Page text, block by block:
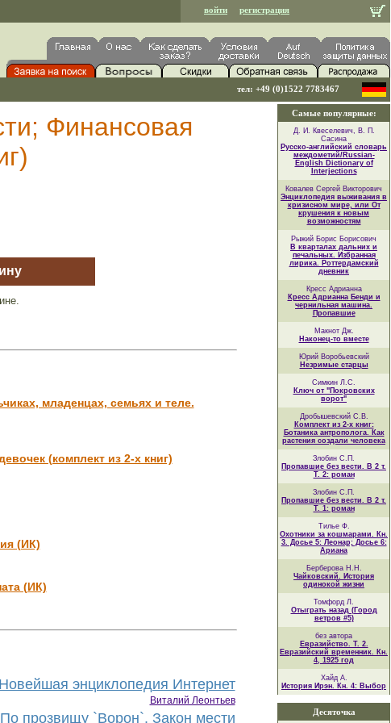
войти регистрация
тел: +49 (0)1522 7783467
Финансовая
младенцах, семьях и теле.
(комплект из 2-х книг)
(ИК)
(ИК)
Новейшая энциклопедия Интернет
Виталий Леонтьев
прозвищу `Ворон`. Закон мести
Самые популярные:
Д. И. Квеселевич, В. П.
Сасина
Русско-английский словарь
междометий/Russian-
English Dictionary of
Interjections
Ковалев Сергей Викторович
Энциклопедия выживания в
кризисном мире, или От
крушения к новым
возможностям
Рыжий Борис Борисович
В кварталах дальних и
печальных. Избранная
лирика. Роттердамский
дневник
Кресс Адрианна
Кресс Адрианна Бенди и
чернильная машина.
Пропавшие
Макнот Дж.
Наконец-то вместе
Юрий Воробьевский
Незримые старцы
Симкин Л.С.
Ключ от "Покровских
ворот"
Дробышевский С.В.
Комплект из 2-х книг:
Ботаника антрополога. Как
растения создали человека
Злобин С.П.
Пропавшие без вести. В 2 т.
Т. 2: роман
Злобин С.П.
Пропавшие без вести. В 2 т.
Т. 1: роман
Тилье Ф.
Охотники за кошмарами. Кн.
3. Досье 5: Леонар; Досье 6:
Ариана
Берберова Н.Н.
Чайковский. История
одинокой жизни
Томфорд Л.
Отыграть назад (Город
ветров #5)
без автора
Евразийство. Т. 2.
Евразийский временник. Кн.
4, 1925 год
Хайд А.
История Ирэн. Кн. 4: Выбор
Десяточка